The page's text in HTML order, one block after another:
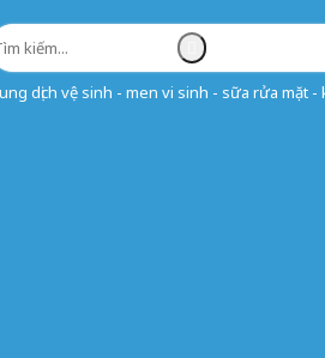
dịch vệ sinh - men vi sinh - sữa rửa mặt